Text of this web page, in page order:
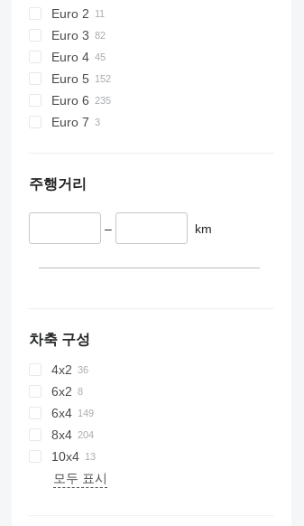
Euro 2
Euro 3
Euro 4
Euro 5
Euro 6
Euro 7
주행거리
– km
차축 구성
4x2
6x2
6x4
8x4
10x4
모두 표시